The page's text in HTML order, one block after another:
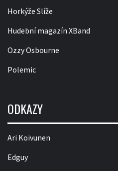
Horkýže Slíže
Hudební magazín XBand
Ozzy Osbourne
Polemic
ODKAZY
Ari Koivunen
Edguy